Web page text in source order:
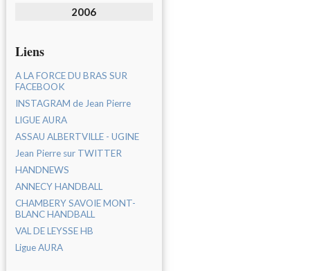
2006
Liens
A LA FORCE DU BRAS SUR
FACEBOOK
INSTAGRAM de Jean Pierre
LIGUE AURA
ASSAU ALBERTVILLE - UGINE
Jean Pierre sur TWITTER
HANDNEWS
ANNECY HANDBALL
CHAMBERY SAVOIE MONT-
BLANC HANDBALL
VAL DE LEYSSE HB
Ligue AURA